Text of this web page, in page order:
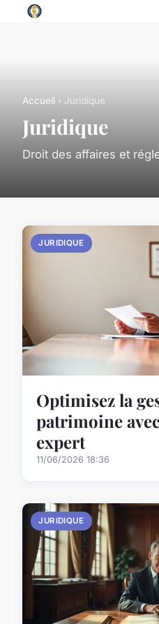
Accueil › Juridique
Juridique
Droit des affaires et
JURIDIQUE
Optimisez la
patrimoine
expert
11/06/2026 18:36
JURIDIQUE